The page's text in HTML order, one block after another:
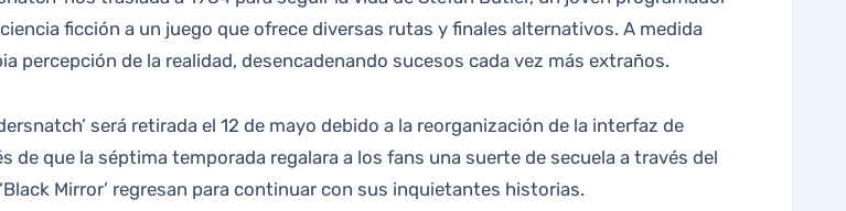
ficción a un juego que ofrece diversas rutas y finales alternativos. A medida
percepción de la realidad, desencadenando sucesos cada vez más extraños.
será retirada el 12 de mayo debido a la reorganización de la interfaz de
que la séptima temporada regalara a los fans una suerte de secuela a través del
Mirror’ regresan para continuar con sus inquietantes historias.